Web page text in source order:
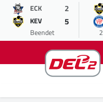
ECK 2
KEV 5
Beendet